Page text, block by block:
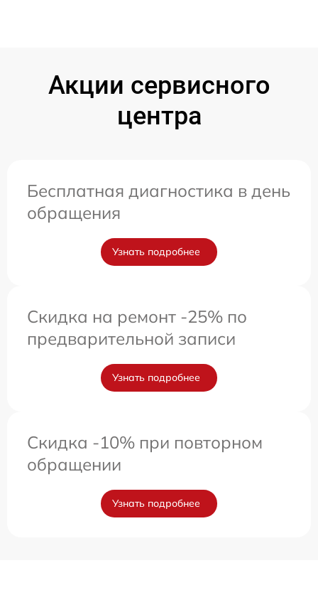
Акции сервисного
центра
Бесплатная диагностика в день
обращения
Узнать подробнее
Скидка на ремонт -25% по
предварительной записи
Узнать подробнее
Скидка -10% при повторном
обращении
Узнать подробнее